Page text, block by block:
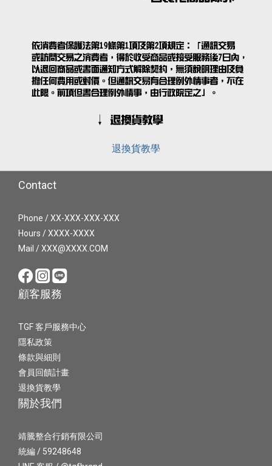
退換貨教學
Contact
Phone / XX-XXX-XXX-XXX
Hours / XXXX-XXXX
Mail / XXX@XXXX.COM
顧客服務
TGF 客戶服務中心
隱私政策
條款與細則
會員回饋計畫
退換貨教學
關於我們
靖騰整合行銷有限公司
統編 / 59248648